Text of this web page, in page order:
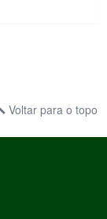
Voltar para o topo